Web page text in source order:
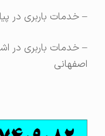
– خدمات باربری در پیامبر
– خدمات باربری در اشرفی
اصفهانی